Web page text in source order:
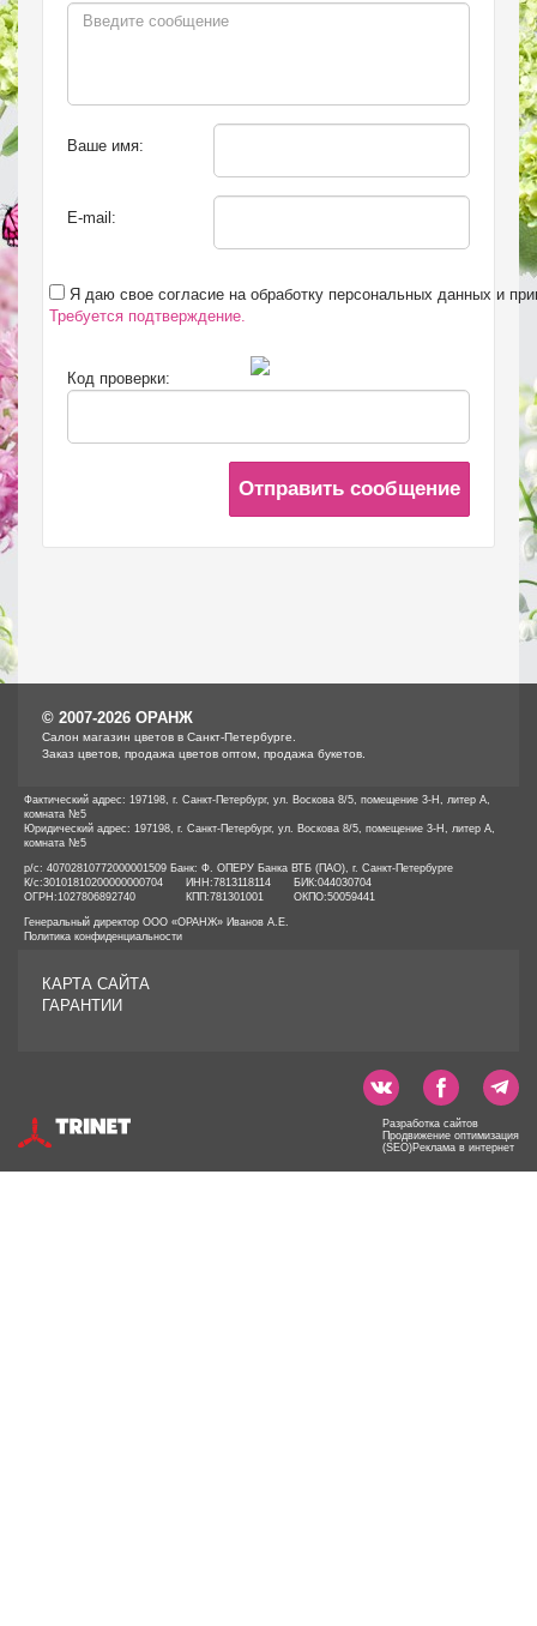
Ваше имя:
E-mail:
Я даю свое согласие на обработку персональных данных и
Требуется подтверждение.
Код проверки:
Отправить сообщение
© 2007-2026 ОРАНЖ
Cалон магазин цветов в Санкт-Петербурге.
Заказ цветов, продажа цветов оптом, продажа букетов.
Фактический адрес: 197198, г. Санкт-Петербург, ул. Воскова 8/5, помещение 3-Н, литер А,
комната №5
Юридический адрес: 197198, г. Санкт-Петербург, ул. Воскова 8/5, помещение 3-Н, литер А,
комната №5
р/с: 40702810772000001509 Банк: Ф. ОПЕРУ Банка ВТБ (ПАО), г. Санкт-Петербурге
К/с:30101810200000000704 ИНН:7813118114 БИК:044030704
ОГРН:1027806892740 КПП:781301001 ОКПО:50059441
Генеральный директор ООО «ОРАНЖ» Иванов А.Е.
Политика конфиденциальности
КАРТА САЙТА
ГАРАНТИИ
Разработка сайтов
Продвижение оптимизация
(SEO)Реклама в интернет